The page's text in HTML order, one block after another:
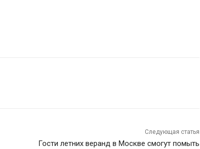
Следующая статья
Гости летних веранд в Москве смогут помыть